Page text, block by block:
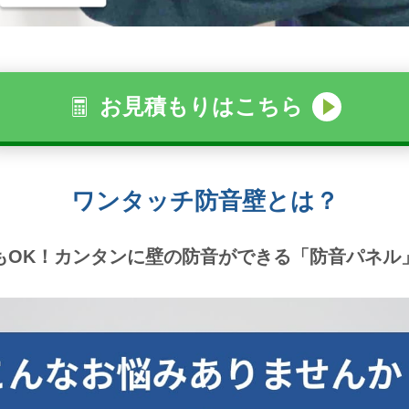
お見積もりはこちら
ワンタッチ防音壁とは？
OK！カンタンに壁の防音ができる「防音パネル